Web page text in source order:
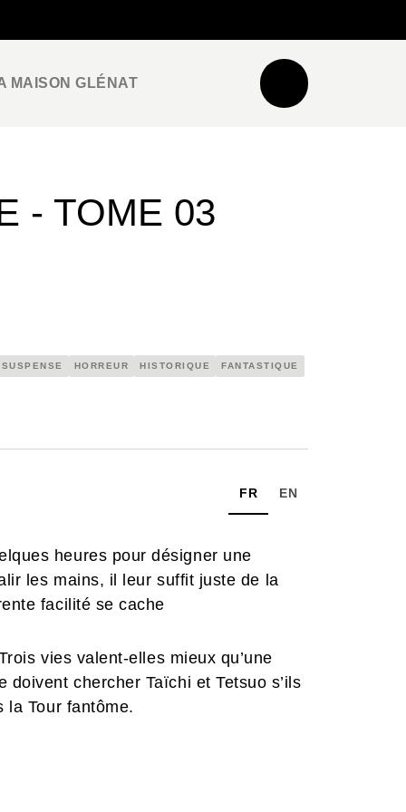
MAISON GLÉNAT
- TOME 03
SUSPENSE HORREUR HISTORIQUE FANTASTIQUE
FR EN
heures pour désigner une
les mains, il leur suffit juste de la
facilité se cache
vies valent-elles mieux qu’une
chercher Taïchi et Tetsuo s’ils
la Tour fantôme.